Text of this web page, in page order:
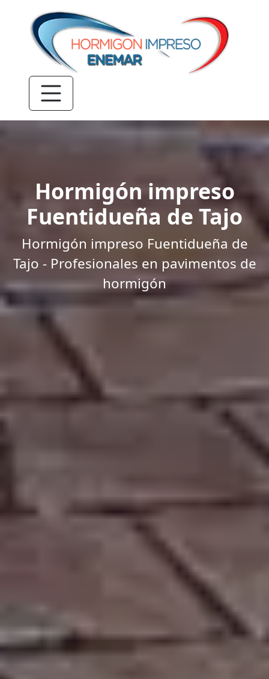
Hormigón impreso
Fuentidueña de Tajo
Hormigón impreso Fuentidueña de
Tajo - Profesionales en pavimentos de
hormigón